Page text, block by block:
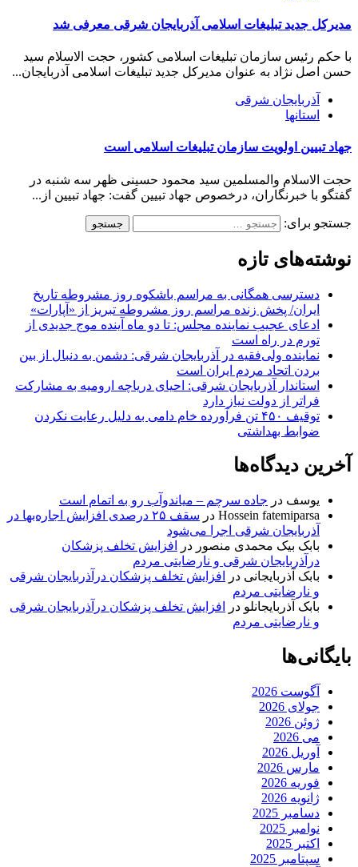
مدیرکل جدید تبلیغات اسلامی آذربایجان شرقی معرفی شد
با حکم رئیس سازمان تبلیغات اسلامی کشور، حجت الاسلام سید
حسن اصل نژاد به عنوان مدیرکل جدید تبلیغات اسلامی آذربایجان...
آذربایجان شرقی
استانها
جهاد تبیین اولویت سازمان تبلیغات اسلامی است
حجت الاسلام والمسلمین سید محمود حسینی ظهر سه شنبه در
گفتگو با خبرنگاران، درخصوص جهاد تبیین گفت: جهاد تبیین از...
جستجو برای:
نوشته‌های تازه
دسترسی همگانی به مراسم باشکوه روز مشروطه تاریخ
ایران/ پخش زنده مراسم روز مشروطه تبریز از «آپارات»
ادعای عجیب نماینده مجلس: تا دو ماه آینده موج جدیدی از
تورم در راه است
نماینده ولی‌فقیه در آذربایجان شرقی: دشمن به دنبال از بین
بردن اتحاد مردم ایران است
استاندار آذربایجان شرقی: احیای دریاچه ارومیه به مشارکت
فراتر از دولت نیاز دارد
توقیف ۴۵۰ تن فرآورده خام دامی به دلیل رعایت نکردن
ضوابط بهداشتی
آخرین دیدگاه‌ها
یوسف در جاده سرچم – میاندوآب رو به اتمام است
Hossein fatemiparsa در
سقف ۲۵ درصدی افزایش اجاره‌بها در
آذربایجان شرقی اجرا می‌شود
بابک بیک محمدی منصور در
افزایش تخلف پزشکان
درآذربایجان شرقی و نارضایتی مردم
بابک آذربایجانی در
افزایش تخلف پزشکان درآذربایجان شرقی
و نارضایتی مردم
بابک آذربایجانلو در
افزایش تخلف پزشکان درآذربایجان شرقی
و نارضایتی مردم
بایگانی‌ها
آگوست 2026
جولای 2026
ژوئن 2026
می 2026
آوریل 2026
مارس 2026
فوریه 2026
ژانویه 2026
دسامبر 2025
نوامبر 2025
اکتبر 2025
سپتامبر 2025